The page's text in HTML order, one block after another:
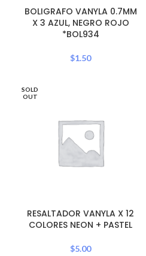
BOLIGRAFO VANYLA 0.7MM
X 3 AZUL, NEGRO ROJO
*BOL934
$1.50
SOLD
OUT
RESALTADOR VANYLA X 12
COLORES NEON + PASTEL
$5.00